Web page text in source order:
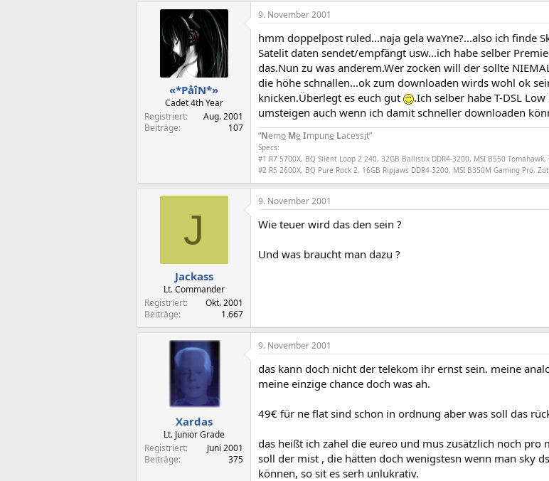
«*PåîN*»
Cadet 4th Year
Registriert
Aug. 2001
Beiträge
107
9. November 2001
hmm doppelpost ruled...naja gela waYne?...also ich finde
Satelit daten sendet/empfängt usw...ich habe selber
das.Nun zu was anderem.Wer zocken will der sollte
die höhe schnallen...ok zum downloaden wirds wohl ok
knicken.Überlegt es euch gut
.Ich selber habe T-DSL
umsteigen auch wenn ich damit schneller downloaden
“Nemo Me Impune Lacessit”
Specs:
#1 R7 5700X, BQ Silent Loop 2 240, 32GB Ballistix DDR4-3200, MSI B550
#2 R5 2600X, BQ Pure Rock 2, 16GB Ripjaws DDR4-3200, MSI B350M Gaming Pro,
J
Jackass
Lt. Commander
Registriert
Okt. 2001
Beiträge
1.667
9. November 2001
Wie teuer wird das den sein ?
Und was braucht man dazu ?
Xardas
Lt. Junior Grade
Registriert
Juni 2001
Beiträge
375
9. November 2001
das kann doch nicht der telekom ihr ernst sein. meine
meine einzige chance doch was ah.
49€ für ne flat sind schon in ordnung aber was soll das
das heißt ich zahel die eureo und mus zusätzlich noch
soll der mist , die hätten doch wenigstesn wenn man sky
können, so sit es serh unlukrativ.